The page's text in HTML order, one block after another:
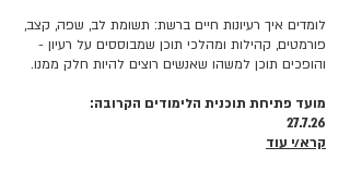
לומדים איך רעיונות חיים ברשת: תשומת לב, שפה, קצב,
פורמטים, קהילות ומהלכי תוכן שמבוססים על רעיון -
והופכים תוכן למשהו שאנשים רוצים להיות חלק ממנו.
מועד פתיחת תוכנית הלימודים הקרובה:
27.7.26
קרא/י עוד